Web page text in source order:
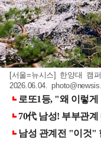
[서울=뉴시스] 한양대 캠
2026.06.04.